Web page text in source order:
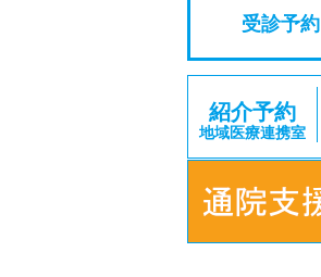
受診予約
紹介予約
地域医療連携室